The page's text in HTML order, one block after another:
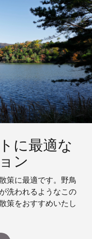
に最適な
ン
策に最適です。野鳥
洗われるようなこの
策をおすすめいたし